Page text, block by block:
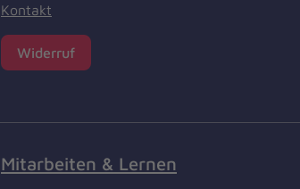
Kontakt
Widerruf
Mitarbeiten & Lernen